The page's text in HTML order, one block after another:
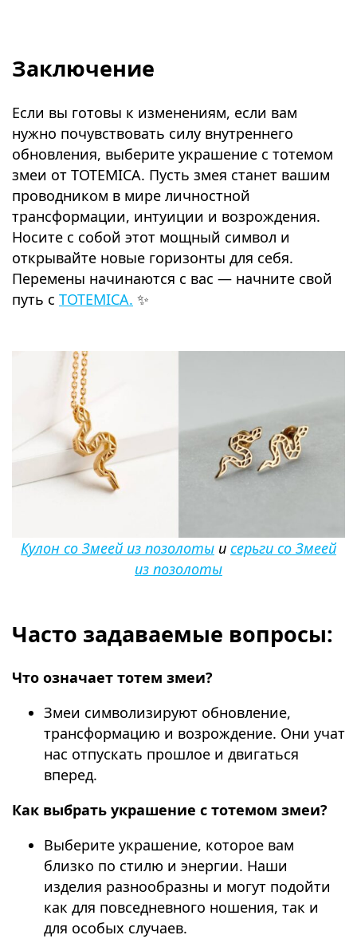
Заключение
Если вы готовы к изменениям, если вам
нужно почувствовать силу внутреннего
обновления, выберите украшение с тотемом
змеи от TOTEMICA. Пусть змея станет вашим
проводником в мире личностной
трансформации, интуиции и возрождения.
Носите с собой этот мощный символ и
открывайте новые горизонты для себя.
Перемены начинаются с вас — начните свой
путь с TOTEMICA. ✨
Кулон со Змеей из позолоты и серьги со Змеей
из позолоты
Часто задаваемые вопросы:
Что означает тотем змеи?
Змеи символизируют обновление,
трансформацию и возрождение. Они учат
нас отпускать прошлое и двигаться
вперед.
Как выбрать украшение с тотемом змеи?
Выберите украшение, которое вам
близко по стилю и энергии. Наши
изделия разнообразны и могут подойти
как для повседневного ношения, так и
для особых случаев.